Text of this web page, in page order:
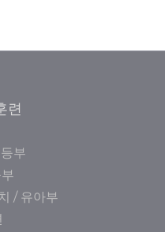
련
부
/ 유아부